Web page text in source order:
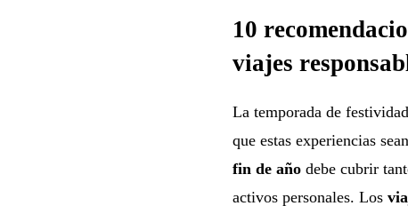
10
viajes
La temporada de
que estas experiencias
fin de añodebe cubrir
activos personales. Los